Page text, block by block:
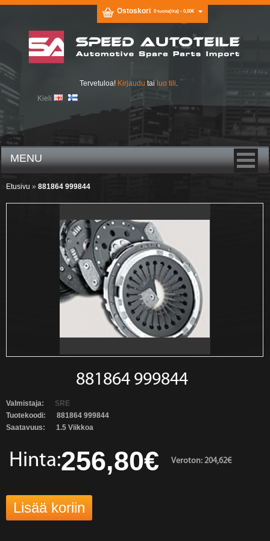
Ostoskori 0 tuote(tta) - 0,00€
Tervetuloa! Kirjaudu tai luo tili.
Kieli
MENU
Etusivu »881864 999844
881864 999844
Valmistaja:
SRE
Tuotekoodi:
881864 999844
Saatavuus:
1.5 Viikkoa
Hinta:256,80€ Veroton: 204,62€